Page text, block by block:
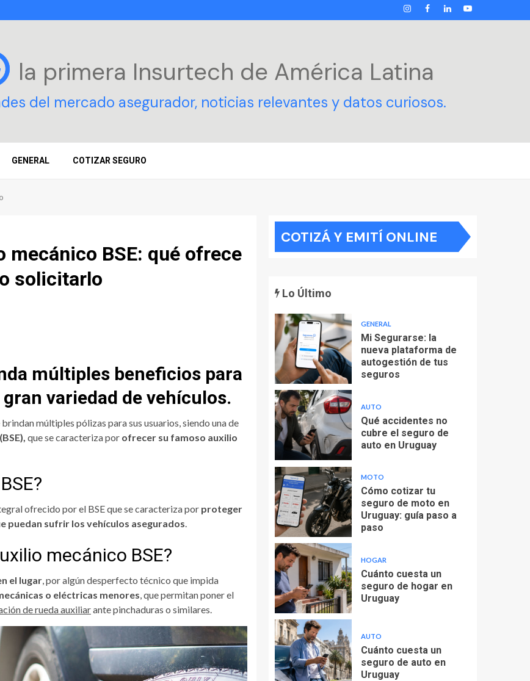
INSTAGRAM
FACEBOOK
LINKEDIN
YOUTUBE
la primera Insurtech de América Latina
del mercado asegurador, noticias relevantes y datos curiosos.
GENERAL COTIZAR SEGURO
mecánico BSE: qué ofrece
solicitarlo
múltiples beneficios para
variedad de vehículos.
múltiples pólizas para sus usuarios, siendo una de
que se caracteriza por ofrecer su famoso auxilio
ofrecido por el BSE que se caracteriza por proteger
puedan sufrir los vehículos asegurados.
mecánico BSE?
el lugar, por algún desperfecto técnico que impida
o eléctricas menores, que permitan poner el
de rueda auxiliarante pinchaduras o similares.
COTIZÁ Y EMITÍ ONLINE
Lo Último
GENERAL
Mi Segurarse: la
nueva plataforma de
autogestión de tus
seguros
AUTO
Qué accidentes no
cubre el seguro de
auto en Uruguay
MOTO
Cómo cotizar tu
seguro de moto en
Uruguay: guía paso a
paso
HOGAR
Cuánto cuesta un
seguro de hogar en
Uruguay
AUTO
Cuánto cuesta un
seguro de auto en
Uruguay